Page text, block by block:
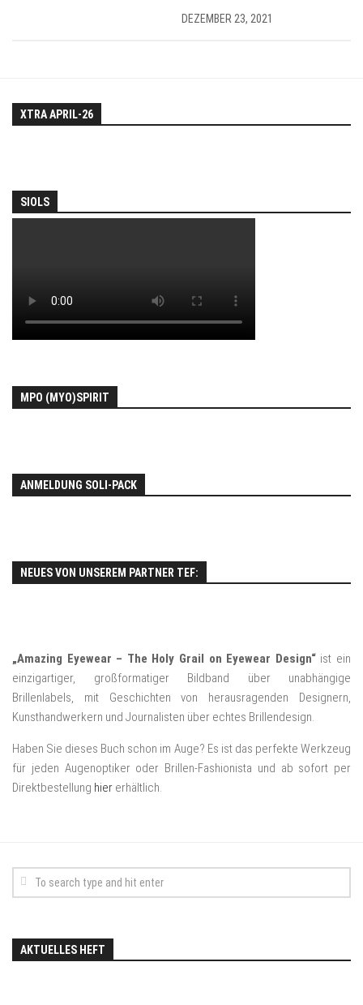
DEZEMBER 23, 2021
XTRA APRIL-26
SIOLS
MPO (MYO)SPIRIT
ANMELDUNG SOLI-PACK
NEUES VON UNSEREM PARTNER TEF:
„Amazing Eyewear – The Holy Grail on Eyewear Design“ist ein
einzigartiger, großformatiger Bildband über unabhängige
Brillenlabels, mit Geschichten von herausragenden Designern,
Kunsthandwerkern und Journalisten über echtes Brillendesign.
Haben Sie dieses Buch schon im Auge? Es ist das perfekte Werkzeug
für jeden Augenoptiker oder Brillen-Fashionista und ab sofort per
Direktbestellung hier erhältlich.
AKTUELLES HEFT